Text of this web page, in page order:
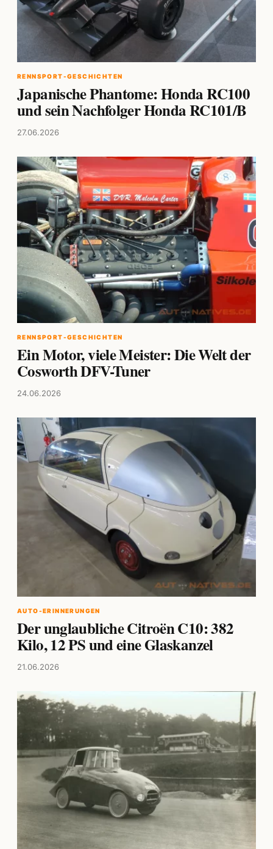
RENNSPORT-GESCHICHTEN
Japanische Phantome: Honda RC100
und sein Nachfolger Honda RC101/B
27.06.2026
RENNSPORT-GESCHICHTEN
Ein Motor, viele Meister: Die Welt der
Cosworth DFV-Tuner
24.06.2026
AUTO-ERINNERUNGEN
Der unglaubliche Citroën C10: 382
Kilo, 12 PS und eine Glaskanzel
21.06.2026